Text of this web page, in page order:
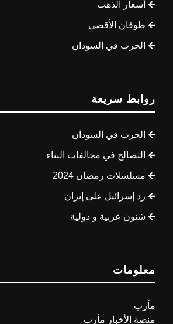
أسعار الذهب
طوفان الأقصى
الحرب في السودان
روابط سريعة
الحرب في السودان
التصالح في مخالفات البناء
مسلسلات رمضان 2024
رد إسرائيل على إيران
شئون عربية و دولية
معلومات
مأرب
منصة الأخبار مأرب